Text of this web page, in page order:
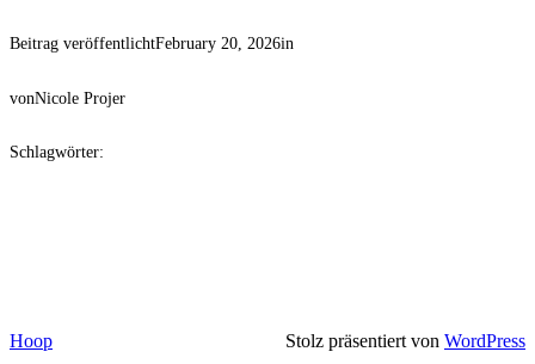
Beitrag veröffentlichtFebruary 20, 2026in
vonNicole Projer
Schlagwörter:
Hoop Stolz präsentiert von WordPress